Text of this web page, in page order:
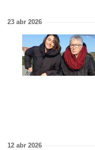
23 abr 2026
12 abr 2026